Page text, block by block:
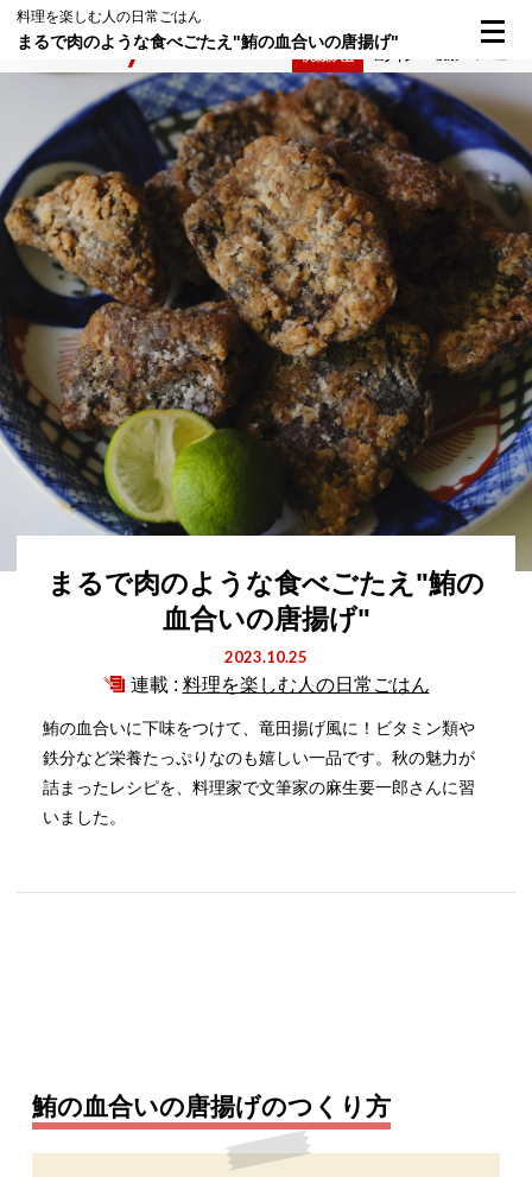
料理を楽しむ人の日常ごはん
まるで肉のような食べごたえ"鮪の血合いの唐揚げ"
まるで肉のような食べごたえ"鮪の
血合いの唐揚げ"
2023.10.25
連載 : 料理を楽しむ人の日常ごはん
鮪の血合いに下味をつけて、竜田揚げ風に！ビタミン類や
鉄分など栄養たっぷりなのも嬉しい一品です。秋の魅力が
詰まったレシピを、料理家で文筆家の麻生要一郎さんに習
いました。
鮪の血合いの唐揚げのつくり方